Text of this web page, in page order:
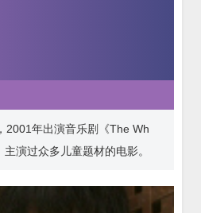
2001年出演音乐剧《The Wh
演过众多儿童题材的电影。